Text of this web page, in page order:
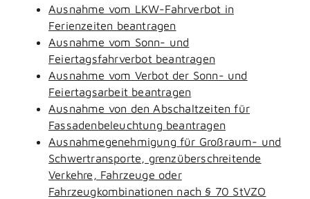
Ausnahme vom LKW-Fahrverbot in
Ferienzeiten beantragen
Ausnahme vom Sonn- und
Feiertagsfahrverbot beantragen
Ausnahme vom Verbot der Sonn- und
Feiertagsarbeit beantragen
Ausnahme von den Abschaltzeiten für
Fassadenbeleuchtung beantragen
Ausnahmegenehmigung für Großraum- und
Schwertransporte, grenzüberschreitende
Verkehre, Fahrzeuge oder
Fahrzeugkombinationen nach § 70 StVZO